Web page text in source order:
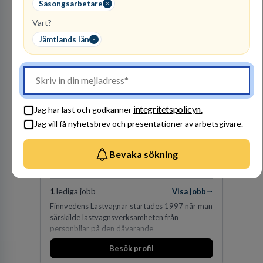
Säsongsarbetare
Vart?
Jämtlands län
Jag har läst och godkänner integritetspolicyn.
Jag vill få nyhetsbrev och presentationer av arbetsgivare.
Bevaka sökning
Finnvedens
Lastvagnar AB
ÅTERFÖRSÄLJARE
1 lediga jobb
Visa jobb
Finnvedens Lastvagnar startades 1997 när man
särskilde lastvagnsverksamheten från
personbilar på den dåvarande
huvudanläggningen i Värnamo. Sedan dess har
man expanderat kraftigt genom ett antal
Besök profil